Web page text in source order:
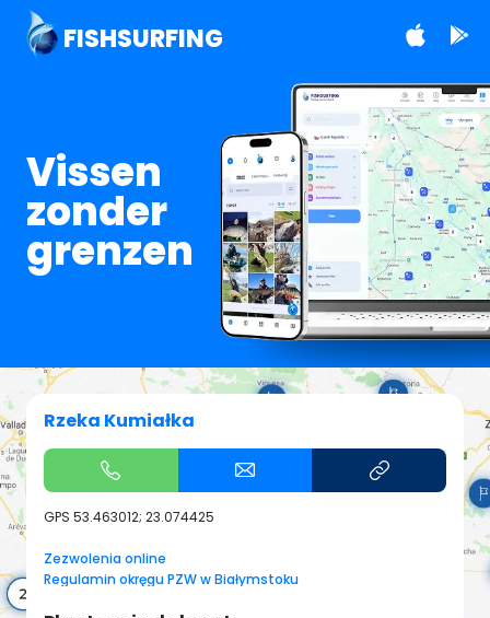
FISHSURFING
Vissen
zonder
grenzen
Rzeka Kumiałka
GPS 53.463012; 23.074425
Zezwolenia online
Regulamin okręgu PZW w Białymstoku